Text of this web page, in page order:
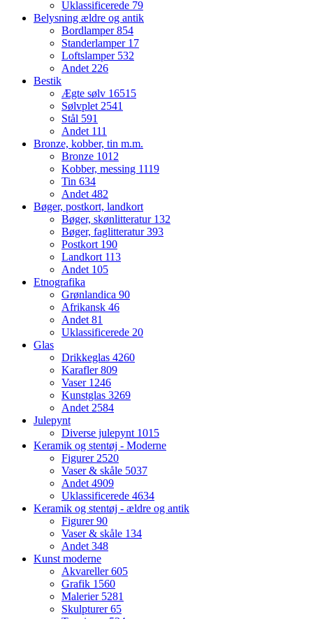
Uklassificerede 79
Belysning ældre og antik
Bordlamper854
Standerlamper 17
Loftslamper 532
Andet 226
Bestik
Ægte sølv 16515
Sølvplet 2541
Stål 591
Andet 111
Bronze, kobber, tin m.m.
Bronze 1012
Kobber, messing 1119
Tin 634
Andet 482
Bøger, postkort, landkort
Bøger, skønlitteratur 132
Bøger, faglitteratur393
Postkort 190
Landkort 113
Andet 105
Etnografika
Grønlandica 90
Afrikansk 46
Andet 81
Uklassificerede 20
Glas
Drikkeglas 4260
Karafler809
Vaser 1246
Kunstglas 3269
Andet 2584
Julepynt
Diverse julepynt 1015
Keramik og stentøj - Moderne
Figurer 2520
Vaser & skåle 5037
Andet 4909
Uklassificerede 4634
Keramik og stentøj - ældre og antik
Figurer90
Vaser & skåle 134
Andet 348
Kunst moderne
Akvareller605
Grafik 1560
Malerier 5281
Skulpturer65